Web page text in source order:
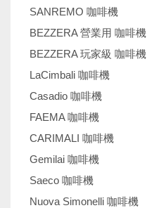
SANREMO 咖啡機
BEZZERA 營業用 咖啡機
BEZZERA 玩家級 咖啡機
LaCimbali 咖啡機
Casadio 咖啡機
FAEMA 咖啡機
CARIMALI 咖啡機
Gemilai 咖啡機
Saeco 咖啡機
Nuova Simonelli 咖啡機